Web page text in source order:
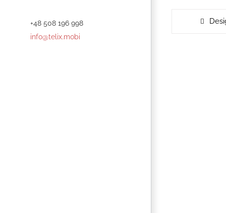
+48 508 196 998
info@telix.mobi